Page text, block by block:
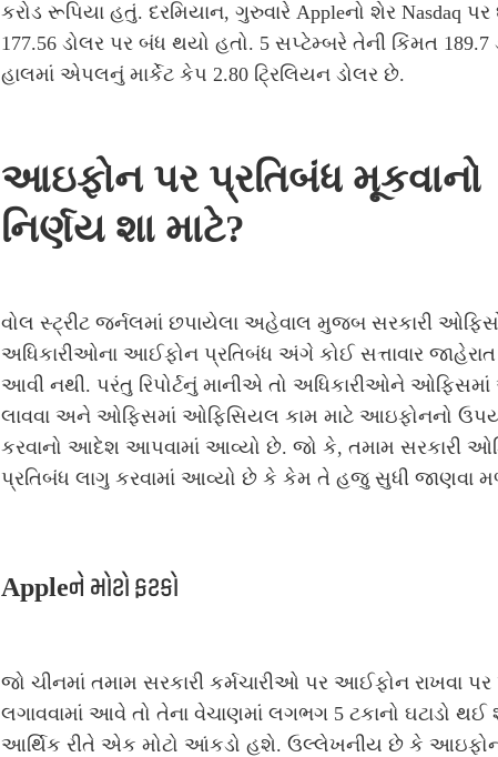
કરોડ રૂપિયા હતું. દરમિયાન, ગુરુવારે Appleનો શેર Nasdaq પર
177.56 ડોલર પર બંધ થયો હતો. 5 સપ્ટેમ્બરે તેની કિંમત 189.7
હાલમાં એપલનું માર્કેટ કેપ 2.80 ટ્રિલિયન ડોલર છે.
આઇફોન પર પ્રતિબંધ મૂકવાનો
નિર્ણય શા માટે?
વોલ સ્ટ્રીટ જર્નલમાં છપાયેલા અહેવાલ મુજબ સરકારી
અધિકારીઓના આઈફોન પ્રતિબંધ અંગે કોઈ સત્તાવાર જાહેરાત
આવી નથી. પરંતુ રિપોર્ટનું માનીએ તો અધિકારીઓને
લાવવા અને ઓફિસમાં ઓફિસિયલ કામ માટે આઇફોનનો
કરવાનો આદેશ આપવામાં આવ્યો છે. જો કે, તમામ સરકારી
પ્રતિબંધ લાગુ કરવામાં આવ્યો છે કે કેમ તે હજુ સુધી જાણવા
Appleને મોટો ફટકો
જો ચીનમાં તમામ સરકારી કર્મચારીઓ પર આઈફોન રાખવા પર
લગાવવામાં આવે તો તેના વેચાણમાં લગભગ 5 ટકાનો ઘટાડો
આર્થિક રીતે એક મોટો આંકડો હશે. ઉલ્લેખનીય છે કે આઇફોન